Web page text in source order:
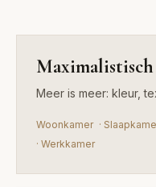
Maximalistisch
Meer is meer: kleur,
Woonkamer ·
· Werkkamer